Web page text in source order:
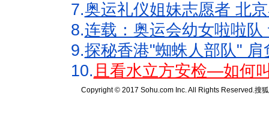
7.奥运礼仪姐妹志愿者 北
8.连载：奥运会幼女啦啦
9.探秘香港"蜘蛛人部队"
10.且看水立方安检—如何
Copyright © 2017 Sohu.com Inc. All Rights Reserved.搜